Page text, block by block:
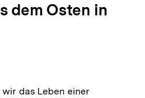
dem Osten in
das Leben einer